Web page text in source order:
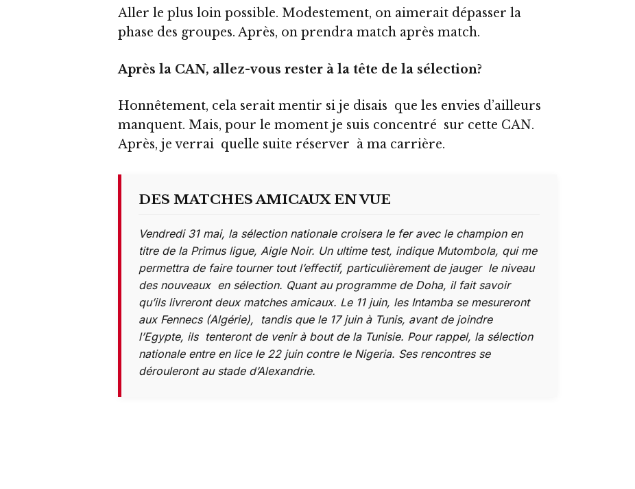
Aller le plus loin possible. Modestement, on aimerait dépasser la
phase des groupes. Après, on prendra match après match.
Après la CAN, allez-vous rester à la tête de la sélection?
Honnêtement, cela serait mentir si je disais que les envies d’ailleurs
manquent. Mais, pour le moment je suis concentré sur cette CAN.
Après, je verrai quelle suite réserver à ma carrière.
DES MATCHES AMICAUX EN VUE
Vendredi 31 mai, la sélection nationale croisera le fer avec le champion en
titre de la Primus ligue, Aigle Noir. Un ultime test, indique Mutombola, qui me
permettra de faire tourner tout l’effectif, particulièrement de jauger le niveau
des nouveaux en sélection. Quant au programme de Doha, il fait savoir
qu’ils livreront deux matches amicaux. Le 11 juin, les Intamba se mesureront
aux Fennecs (Algérie), tandis que le 17 juin à Tunis, avant de joindre
l’Egypte, ils tenteront de venir à bout de la Tunisie. Pour rappel, la sélection
nationale entre en lice le 22 juin contre le Nigeria. Ses rencontres se
dérouleront au stade d’Alexandrie.